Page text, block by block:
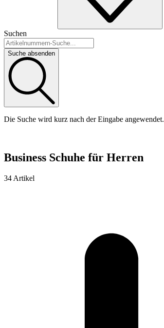
Suchen
Suche absenden
Die Suche wird kurz nach der Eingabe angewendet.
Business Schuhe für Herren
34 Artikel